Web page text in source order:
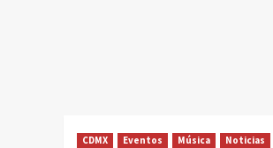
CDMX Eventos Música Noticias